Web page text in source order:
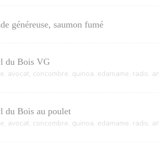
généreuse, saumon fumé
du Bois VG
avocat, concombre, quinoa, edamame, radis,
du Bois au poulet
avocat, concombre, quinoa, edamame, radis,